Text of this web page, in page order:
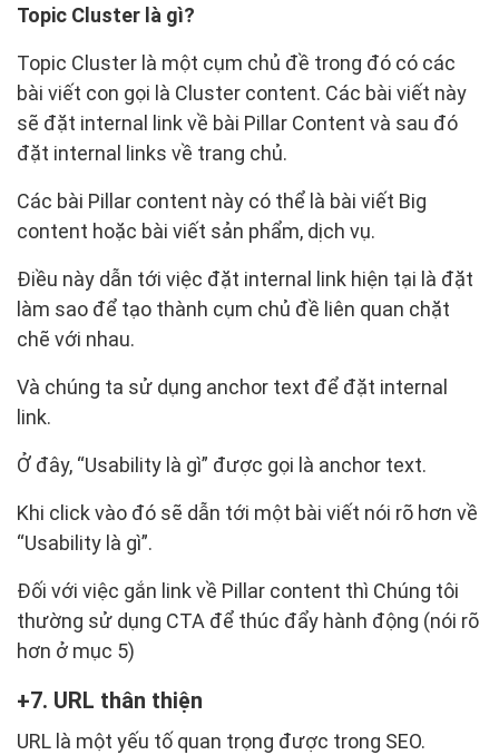
Topic Cluster là gì?
Topic Cluster là một cụm chủ đề trong đó có các
bài viết con gọi là Cluster content. Các bài viết này
sẽ đặt internal link về bài Pillar Content và sau đó
đặt internal links về trang chủ.
Các bài Pillar content này có thể là bài viết Big
content hoặc bài viết sản phẩm, dịch vụ.
Điều này dẫn tới việc đặt internal link hiện tại là đặt
làm sao để tạo thành cụm chủ đề liên quan chặt
chẽ với nhau.
Và chúng ta sử dụng anchor text để đặt internal
link.
Ở đây, “Usability là gì” được gọi là anchor text.
Khi click vào đó sẽ dẫn tới một bài viết nói rõ hơn về
“Usability là gì”.
Đối với việc gắn link về Pillar content thì Chúng tôi
thường sử dụng CTA để thúc đẩy hành động (nói rõ
hơn ở mục 5)
7. URL thân thiện
URL là một yếu tố quan trọng được trong SEO.